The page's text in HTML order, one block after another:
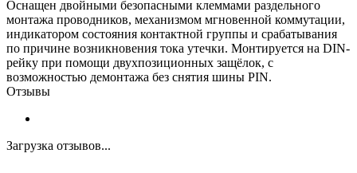
Оснащен двойными безопасными клеммами раздельного
монтажа проводников, механизмом мгновенной коммутации,
индикатором состояния контактной группы и срабатывания
по причине возникновения тока утечки. Монтируется на DIN-
рейку при помощи двухпозиционных защёлок, с
возможностью демонтажа без снятия шины PIN.
Отзывы
Загрузка отзывов...